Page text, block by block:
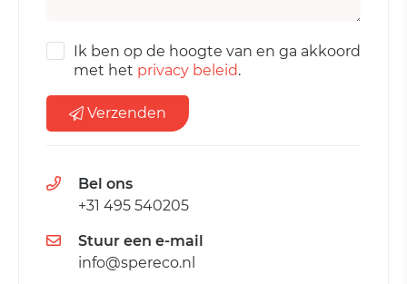
Ik ben op de hoogte van en ga akkoord
met het privacy beleid.
Verzenden
Bel ons
+31 495 540205
Stuur een e-mail
info@spereco.nl